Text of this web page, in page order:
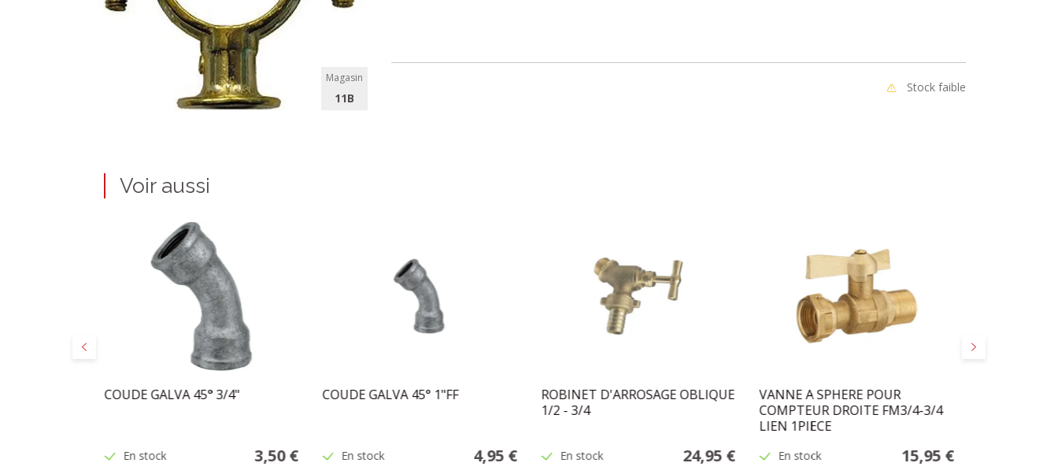
Magasin
11B
Stock faible
Voir aussi
Précédent Suivant
COUDE GALVA 45° 3/4"
En stock 3,50 €
COUDE GALVA 45° 1"FF
En stock 4,95 €
ROBINET D'ARROSAGE OBLIQUE
1/2 - 3/4
En stock 24,95 €
VANNE A SPHERE POUR
COMPTEUR DROITE FM3/4-3/4
LIEN 1PIECE
En stock 15,95 €